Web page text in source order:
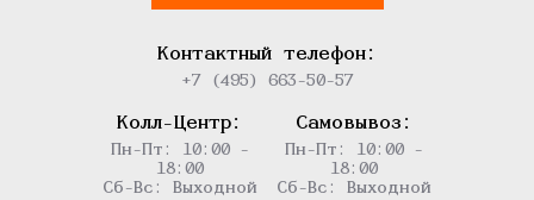
Контактный телефон:
+7 (495) 663-50-57
Колл-Центр:
Пн-Пт: 10:00 -
18:00
Сб-Вс: Выходной
Самовывоз:
Пн-Пт: 10:00 -
18:00
Сб-Вс: Выходной